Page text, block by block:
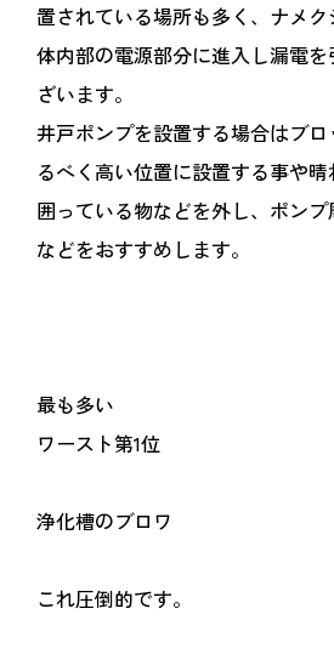
置されている場所も多く、ナメ
体内部の電源部分に進入し漏電
ざいます。
井戸ポンプを設置する場合はブ
るべく高い位置に設置する事や
囲っている物などを外し、ポン
などをおすすめします。
最も多い
ワースト第1位
浄化槽のブロワ
これ圧倒的です。